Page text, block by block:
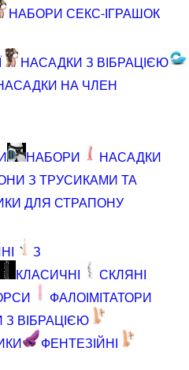
НАБОРИ СЕКС-ІГРАШОК
НАСАДКИ З ВІБРАЦІЄЮ
НА ЧЛЕН
НАБОРИ
НАСАДКИ
З ТРУСИКАМИ ТА
ДЛЯ СТРАПОНУ
З
КЛАСИЧНІ
СКЛЯНІ
ФАЛОІМІТАТОРИ
З ВІБРАЦІЄЮ
ФЕНТЕЗІЙНІ